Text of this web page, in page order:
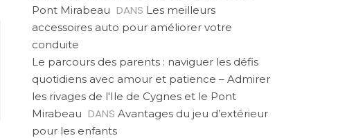
Pont Mirabeau DANS Les meilleurs
accessoires auto pour améliorer votre
conduite
Le parcours des parents : naviguer les défis
quotidiens avec amour et patience – Admirer
les rivages de l'Ile de Cygnes et le Pont
Mirabeau DANS Avantages du jeu d’extérieur
pour les enfants